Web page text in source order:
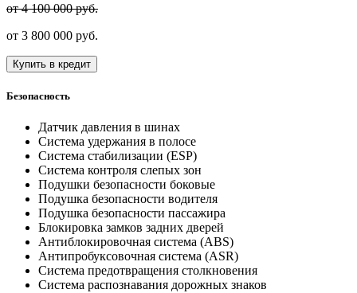
от 4 100 000 руб.
от 3 800 000 руб.
Купить в кредит
Безопасность
Датчик давления в шинах
Система удержания в полосе
Система стабилизации (ESP)
Система контроля слепых зон
Подушки безопасности боковые
Подушка безопасности водителя
Подушка безопасности пассажира
Блокировка замков задних дверей
Антиблокировочная система (ABS)
Антипробуксовочная система (ASR)
Система предотвращения столкновения
Система распознавания дорожных знаков